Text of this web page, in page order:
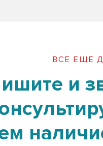
ВСЕ ЕЩЕ
и